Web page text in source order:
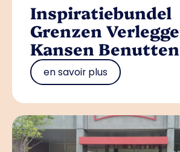
Inspiratiebundel
Grenzen
Kansen Benutten
en savoir plus